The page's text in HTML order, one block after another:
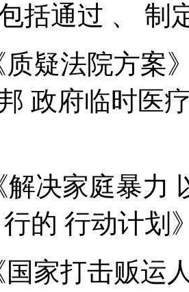
括通过 、 制
质疑法院方案
邦 政府临时医
解决家庭暴力
的 行动计划
国家打击贩运